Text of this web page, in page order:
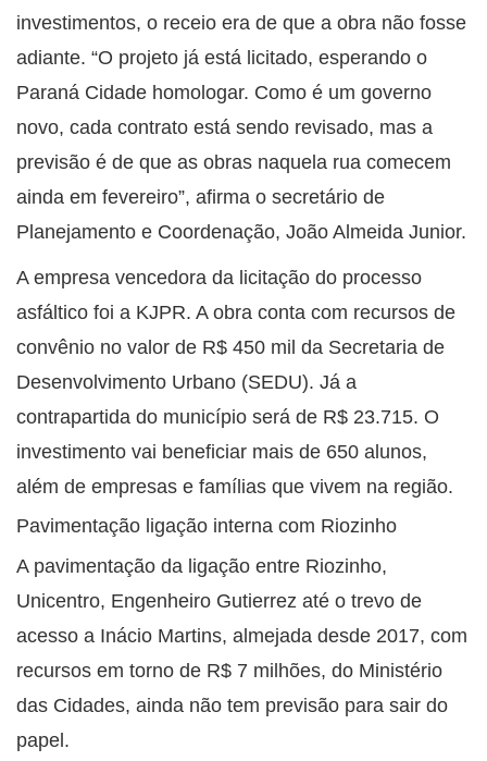
investimentos, o receio era de que a obra não fosse
adiante. “O projeto já está licitado, esperando o
Paraná Cidade homologar. Como é um governo
novo, cada contrato está sendo revisado, mas a
previsão é de que as obras naquela rua comecem
ainda em fevereiro”, afirma o secretário de
Planejamento e Coordenação, João Almeida Junior.
A empresa vencedora da licitação do processo
asfáltico foi a KJPR. A obra conta com recursos de
convênio no valor de R$ 450 mil da Secretaria de
Desenvolvimento Urbano (SEDU). Já a
contrapartida do município será de R$ 23.715. O
investimento vai beneficiar mais de 650 alunos,
além de empresas e famílias que vivem na região.
Pavimentação ligação interna com Riozinho
A pavimentação da ligação entre Riozinho,
Unicentro, Engenheiro Gutierrez até o trevo de
acesso a Inácio Martins, almejada desde 2017, com
recursos em torno de R$ 7 milhões, do Ministério
das Cidades, ainda não tem previsão para sair do
papel.